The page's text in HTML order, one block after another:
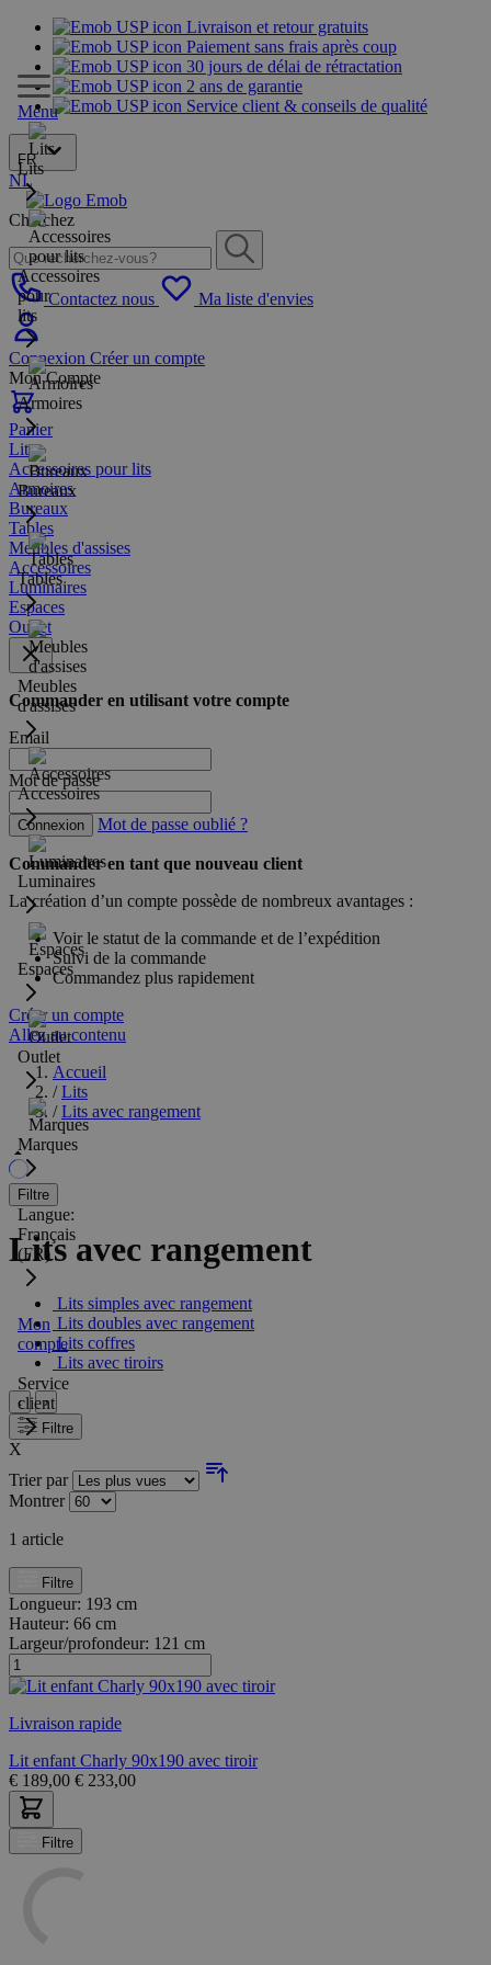
Livraison et retour gratuits
Paiement sans frais après coup
30 jours de délai de rétractation
2 ans de garantie
Service client & conseils de qualité
FR
NL
Cherchez
Contactez nous Ma liste d'envies
Connexion Créer un compte
Mon Compte
Panier
Menu
Lits
Accessoires
pour
lits
Armoires
Bureaux
Tables
Meubles
d'assises
Accessoires
Luminaires
Espaces
Outlet
Marques
Langue:
Français
(FR)
Mon
compte
Service
client
Lits
Accessoires pour lits
Armoires
Bureaux
Tables
Meubles d'assises
Accessoires
Luminaires
Espaces
Outlet
Commander en utilisant votre compte
Email
Mot de passe
Connexion Mot de passe oublié ?
Commander en tant que nouveau client
La création d’un compte possède de nombreux avantages :
Voir le statut de la commande et de l’expédition
Suivi de la commande
Commandez plus rapidement
Créer un compte
Allez au contenu
Accueil
/ Lits
/ Lits avec rangement
Filtre
Lits avec rangement
Lits simples avec rangement
Lits doubles avec rangement
Lits coffres
Lits avec tiroirs
‹
›
Filtre
X
Trier par
Montrer
1 article
Filtre
Longueur: 193 cm
Hauteur: 66 cm
Largeur/profondeur: 121 cm
Livraison rapide
Lit enfant Charly 90x190 avec tiroir
€ 189,00 € 233,00
Filtre